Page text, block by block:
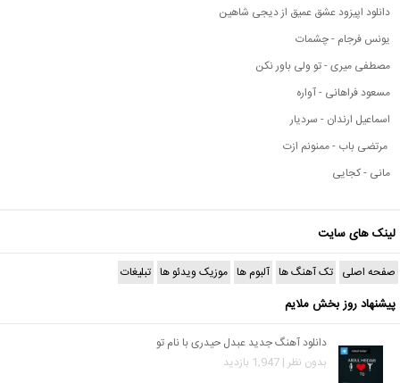
دانلود اپیزود عشق عمیق از دیجی شاهین
یونس فرجام - چشمات
مصطفی میری - تو ولی باور نکن
مسعود فراهانی - آواره
اسماعیل ارندان - سردیار
مرتضی باب - ممنونم ازت
مانی - کجایی
لینک های سایت
صفحه اصلی تک آهنگ ها آلبوم ها موزیک ویدئو ها تبلیغات
پیشنهاد روز بخش ملایم
دانلود آهنگ جدید عبدل حیدری با نام تو
بدون نظر | 1,947 بازدید